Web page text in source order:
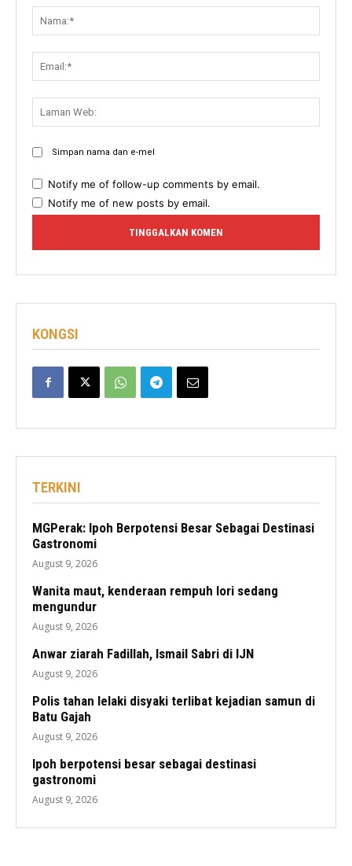
Simpan nama dan e-mel
Notify me of follow-up comments by email.
Notify me of new posts by email.
KONGSI
TERKINI
MGPerak: Ipoh Berpotensi Besar Sebagai Destinasi
Gastronomi
August 9, 2026
Wanita maut, kenderaan rempuh lori sedang
mengundur
August 9, 2026
Anwar ziarah Fadillah, Ismail Sabri di IJN
August 9, 2026
Polis tahan lelaki disyaki terlibat kejadian samun di
Batu Gajah
August 9, 2026
Ipoh berpotensi besar sebagai destinasi
gastronomi
August 9, 2026